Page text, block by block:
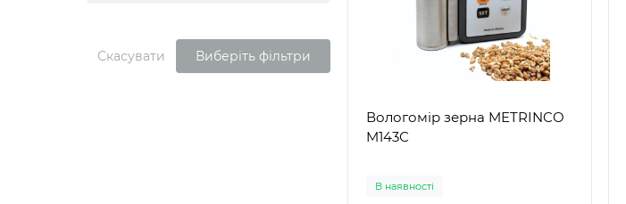
Скасувати Виберіть фільтри
Вологомір зерна METRINCO
M143С
В наявності